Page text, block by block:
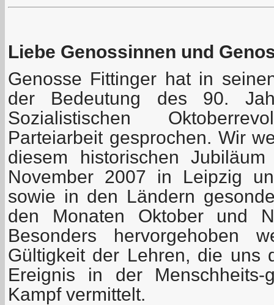
Liebe Genossinnen und
Genosse Fittinger hat in
der Bedeutung des 90.
Sozialistischen
Parteiarbeit gesprochen. Wir
diesem historischen
November 2007 in Leipzig
sowie in den Ländern
den Monaten Oktober und
Besonders hervorgehoben
Gültigkeit der Lehren, die uns
Ereignis in der Menschheits-
Kampf vermittelt.